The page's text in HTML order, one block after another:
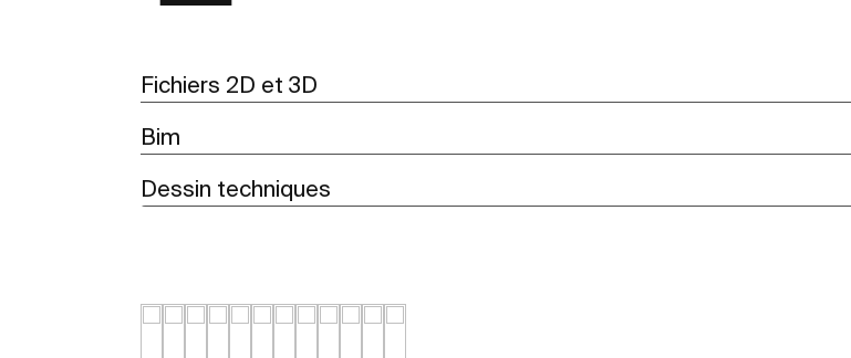
Fichiers 2D et 3D
Bim
Dessin techniques